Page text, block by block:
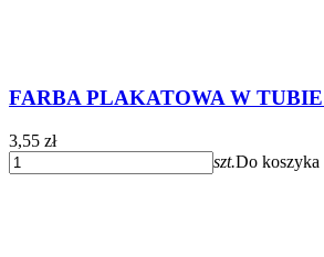
FARBA PLAKATOWA W
3,55 zł
szt.Do koszyka